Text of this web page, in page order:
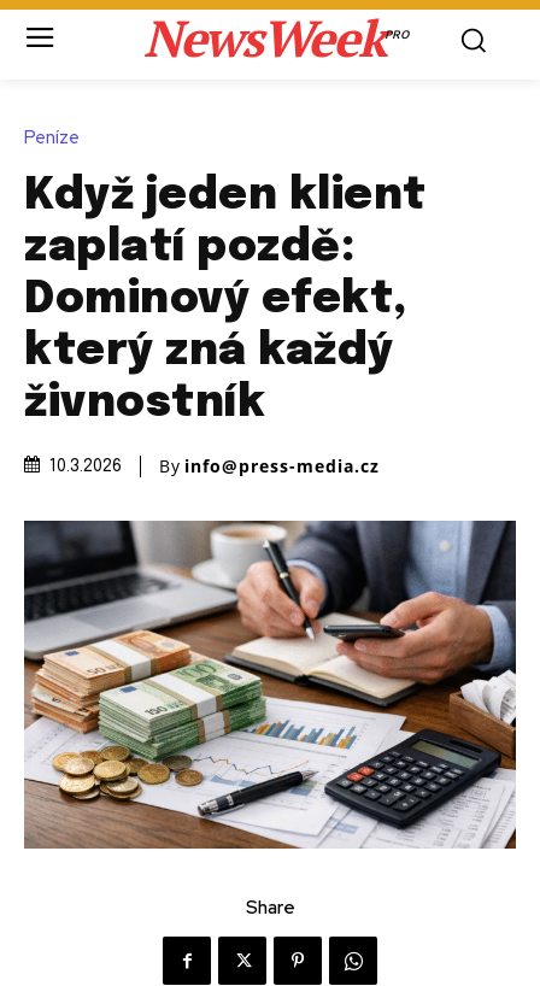
NewsWeekPRO
Peníze
Když jeden klient
zaplatí pozdě:
Dominový efekt,
který zná každý
živnostník
10.3.2026 By info@press-media.cz
Share